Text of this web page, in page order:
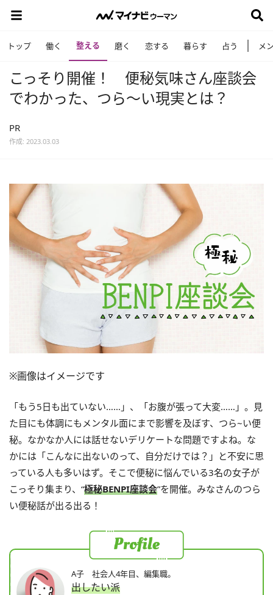
トップ 働く 整える 磨く 恋する 暮らす 占う メ
こっそり開催！ 便秘気味さん座談会
でわかった、つら～い現実とは？
PR
作成: 2023.03.03
※画像はイメージです
「もう5日も出ていない……」、「お腹が張って大変……」。見
た目にも体調にもメンタル面にまで影響を及ぼす、つら~い便
秘。なかなか人には話せないデリケートな問題ですよね。な
かには「こんなに出ないのって、自分だけでは？」と不安に思
っている人も多いはず。そこで便秘に悩んでいる3名の女子が
こっそり集まり、“極秘BENPI座談会”を開催。みなさんのつら
い便秘話が出る出る！
A子 社会人4年目、編集職。
出したい派